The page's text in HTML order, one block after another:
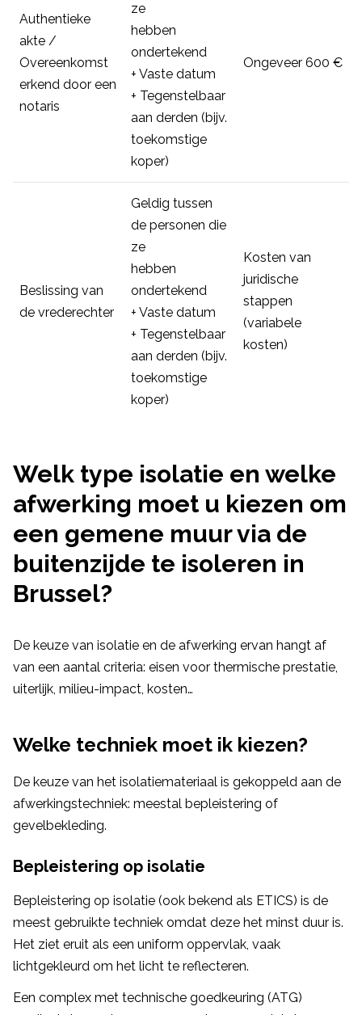
Authentieke
akte /
Overeenkomst
erkend door een
notaris
ze
hebben
ondertekend
+ Vaste datum
+ Tegenstelbaar
aan derden (bijv.
toekomstige
koper)
Ongeveer 600 €
Beslissing van
de vrederechter
Geldig tussen
de personen die
ze
hebben
ondertekend
+ Vaste datum
+ Tegenstelbaar
aan derden (bijv.
toekomstige
koper)
Kosten van
juridische
stappen
(variabele
kosten)
Welk type isolatie en welke
afwerking moet u kiezen om
een gemene muur via de
buitenzijde te isoleren in
Brussel?
De keuze van isolatie en de afwerking ervan hangt af
van een aantal criteria: eisen voor thermische prestatie,
uiterlijk, milieu-impact, kosten…
Welke techniek moet ik kiezen?
De keuze van het isolatiemateriaal is gekoppeld aan de
afwerkingstechniek: meestal bepleistering of
gevelbekleding.
Bepleistering op isolatie
Bepleistering op isolatie (ook bekend als ETICS) is de
meest gebruikte techniek omdat deze het minst duur is.
Het ziet eruit als een uniform oppervlak, vaak
lichtgekleurd om het licht te reflecteren.
Een complex met technische goedkeuring (ATG)